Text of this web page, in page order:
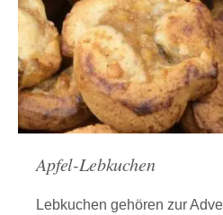
Apfel-Lebkuchen
Lebkuchen gehören zur